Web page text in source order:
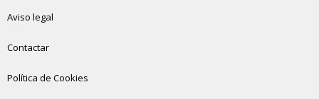
Aviso legal
Contactar
Política de Cookies